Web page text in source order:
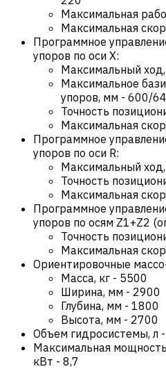
Максимальная
Максимальная
Программное
упоров по оси X:
Максимальный
Максимальное
упоров, мм - 600/
Точность
Максимальная
Программное
упоров по оси R:
Максимальный
Точность
Максимальная
Программное
упоров по осям Z1+Z2
Точность
Максимальная
Ориентировочные
Масса, кг - 5500
Ширина, мм - 2900
Глубина, мм - 1800
Высота, мм - 2700
Объем гидросистемы, л -
Максимальная
кВт - 8,7